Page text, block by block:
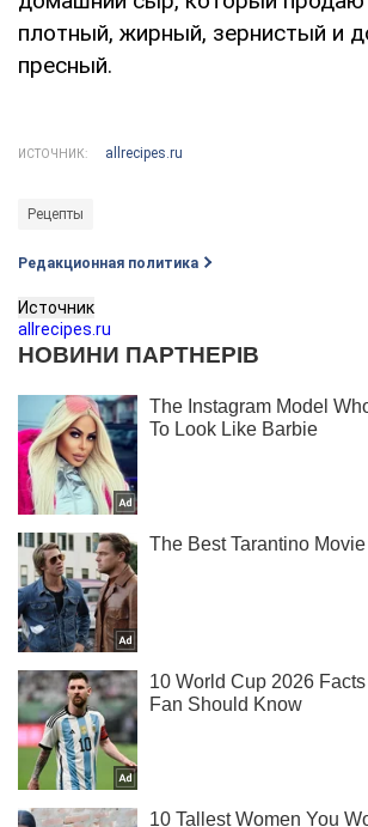
плотный, жирный, зернистый и
пресный.
ИСТОЧНИК: allrecipes.ru
Рецепты
Редакционная политика
Источник
allrecipes.ru